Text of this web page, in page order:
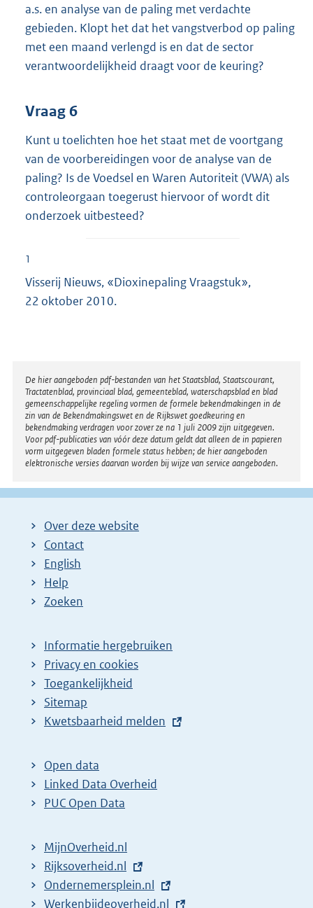
a.s. en analyse van de paling met verdachte
gebieden. Klopt het dat het vangstverbod op paling
met een maand verlengd is en dat de sector
verantwoordelijkheid draagt voor de keuring?
Vraag 6
Kunt u toelichten hoe het staat met de voortgang
van de voorbereidingen voor de analyse van de
paling? Is de Voedsel en Waren Autoriteit (VWA) als
controleorgaan toegerust hiervoor of wordt dit
onderzoek uitbesteed?
1
Visserij Nieuws, «Dioxinepaling Vraagstuk»,
22 oktober 2010.
Disclaimer
De hier aangeboden pdf-bestanden van het Staatsblad, Staatscourant,
Tractatenblad, provinciaal blad, gemeenteblad, waterschapsblad en blad
gemeenschappelijke regeling vormen de formele bekendmakingen in de
zin van de Bekendmakingswet en de Rijkswet goedkeuring en
bekendmaking verdragen voor zover ze na 1 juli 2009 zijn uitgegeven.
Voor pdf-publicaties van vóór deze datum geldt dat alleen de in papieren
vorm uitgegeven bladen formele status hebben; de hier aangeboden
elektronische versies daarvan worden bij wijze van service aangeboden.
Over deze website
Contact
English
Help
Zoeken
Informatie hergebruiken
Privacy en cookies
Toegankelijkheid
Sitemap
E
t
e
r
l
i
n
Kwetsbaarheid melden
Open data
Linked Data Overheid
PUC Open Data
MijnOverheid.nl
E
x
t
Rijksoverheid.nl
E
x
Ondernemersplein.nl
E
Werkenbijdeoverheid.nl